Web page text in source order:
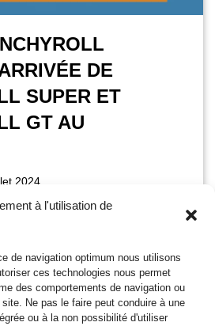
à l'utilisation de
de navigation optimum nous utilisons
ces technologies nous permet
des comportements de navigation ou
Ne pas le faire peut conduire à une
ou à la non possibilité d'utiliser
DE
SUPER ET
GT AU
2024
que vous allez pouvoir
de la plus…Lire la suite »